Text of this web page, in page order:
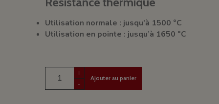
Utilisation normale : jusqu’à 1500 °C
Utilisation en pointe : jusqu’à 1650 °C
+
-
Ajouter au panier